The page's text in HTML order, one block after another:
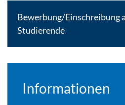
Bewerbung/Einschreibung
Studierende
Informationen